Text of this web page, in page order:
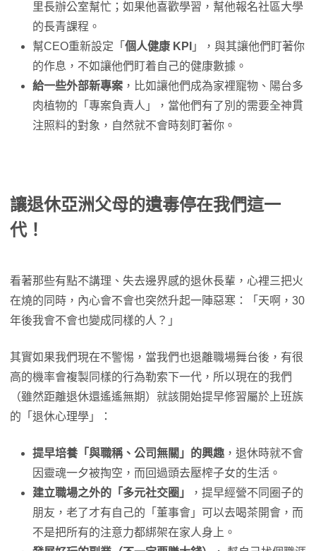
里長辦公室幫忙；如果他喜歡學習，幫他報名社區大學
的長青課程。
幫CEO重新設定「 個人健康 KPI 」，與其讓他們盯著你
的作息，不如讓他們盯着自己的健康數據。
給一些外部新專案 ，比如讓他們成為家裡寵物、陽台多
肉植物的「專案負責人」，當他們有了別的需要全神貫
注照料的對象，自然就不會時刻盯著你。
讓退休亞洲父母的遺毒停在我們這一
代！
看著那些有點不講理、失去邊界感的退休長輩，心裡三把火
在燒的同時，內心會不會也突然升起一陣惡寒：「天啊，30
年後我會不會也變成同樣的人？」
其實如果我們現在不警惕，當我們也退離職場舞台後，有很
高的機率會複製同樣的行為勒索下一代，所以現在的我們
（雖然距離退休還遙遙無期）就該開始提早修習屬於上班族
的「退休心理學」：
提早培養「與職稱、公司無關」的興趣 ，退休時就不會
因靈魂一夕被掏空，而回過頭去壓榨子女的生活。
建立職場之外的「多元社交圈」
，提早經營不同圈子的
朋友，老了才有自己的「董事會」可以去喝茶開會，而
不是把所有的注意力都綁架在家人身上。